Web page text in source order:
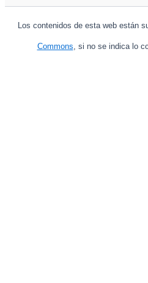
Los contenidos de esta web están
Commons, si no se indica lo